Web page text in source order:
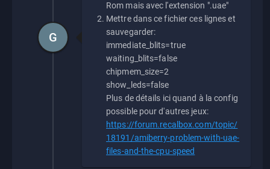
Rom mais avec l'extension ".uae"
Mettre dans ce fichier ces lignes et
sauvegarder:
immediate_blits=true
waiting_blits=false
chipmem_size=2
show_leds=false
Plus de détails ici quand à la config
possible pour d'autres jeux:
https://forum.recalbox.com/topic/
18191/amiberry-problem-with-uae-
files-and-the-cpu-speed
G